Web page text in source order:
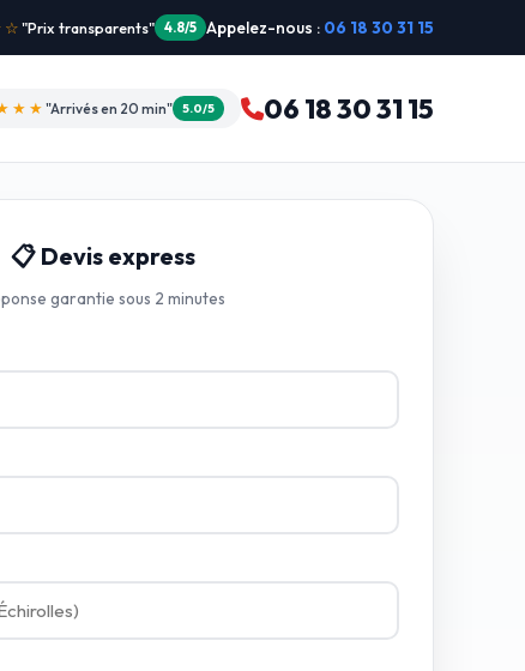
dimanche" 5.0/5 Appelez-nous : 06 18 30 31 15
"Arrivés en 20 min" 5.0/5 06 18 30 31 15
📋 Devis express
garantie sous 2 minutes